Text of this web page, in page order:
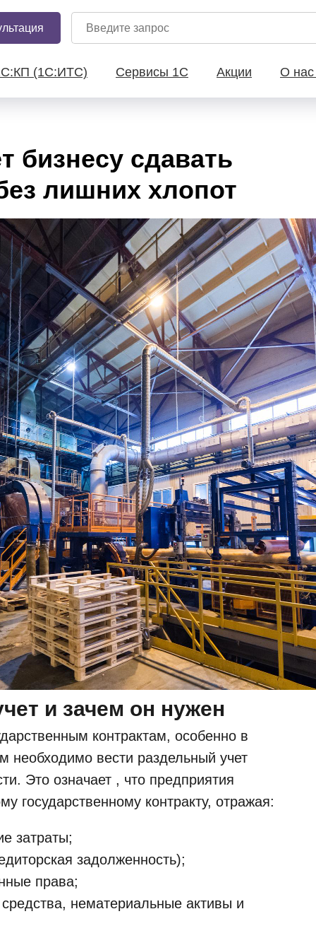
(1С:ИТС) Сервисы 1С Акции О
бизнесу сдавать
лишних хлопот
и зачем он нужен
контрактам, особенно в
необходимо вести раздельный учет
Это означает , что предприятия
государственному контракту, отражая:
затраты;
задолженность);
права;
нематериальные активы и